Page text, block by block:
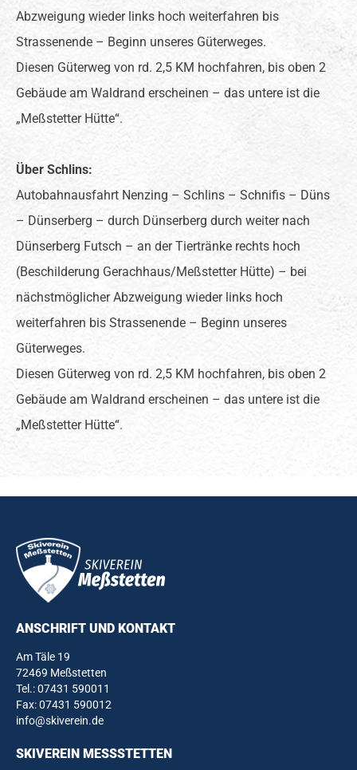
Abzweigung wieder links hoch weiterfahren bis
Strassenende – Beginn unseres Güterweges.
Diesen Güterweg von rd. 2,5 KM hochfahren, bis oben 2
Gebäude am Waldrand erscheinen – das untere ist die
„Meßstetter Hütte“.
Über Schlins:
Autobahnausfahrt Nenzing – Schlins – Schnifis – Düns
– Dünserberg – durch Dünserberg durch weiter nach
Dünserberg Futsch – an der Tiertränke rechts hoch
(Beschilderung Gerachhaus/Meßstetter Hütte) – bei
nächstmöglicher Abzweigung wieder links hoch
weiterfahren bis Strassenende – Beginn unseres
Güterweges.
Diesen Güterweg von rd. 2,5 KM hochfahren, bis oben 2
Gebäude am Waldrand erscheinen – das untere ist die
„Meßstetter Hütte“.
ANSCHRIFT UND KONTAKT
Am Täle 19
72469 Meßstetten
Tel.:07431 590011
Fax: 07431 590012
info@skiverein.de
SKIVEREIN MESSSTETTEN